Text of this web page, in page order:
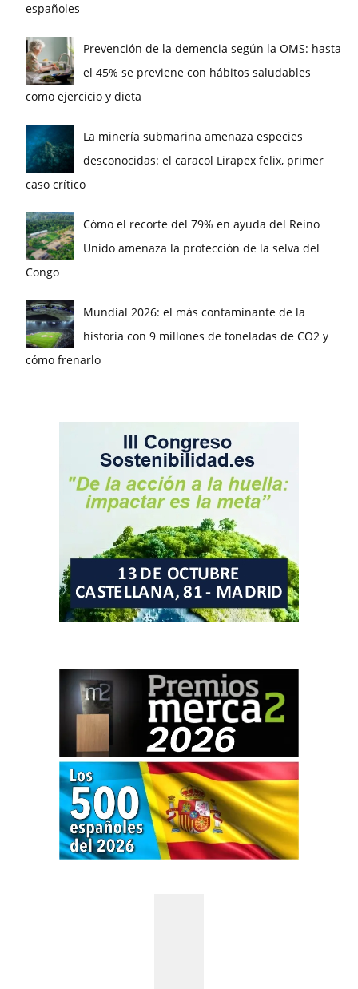
españoles
Prevención de la demencia según la OMS: hasta
el 45% se previene con hábitos saludables
como ejercicio y dieta
La minería submarina amenaza especies
desconocidas: el caracol Lirapex felix, primer
caso crítico
Cómo el recorte del 79% en ayuda del Reino
Unido amenaza la protección de la selva del
Congo
Mundial 2026: el más contaminante de la
historia con 9 millones de toneladas de CO2 y
cómo frenarlo